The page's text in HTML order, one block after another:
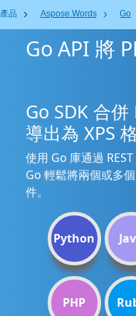
產品 Aspose.Words Go
Go API 將
Go SDK 合
導出為 XPS
使用 Go 庫通過
Go 輕鬆將兩個或多
件。
Python
PHP